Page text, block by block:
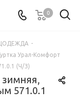
0
-
Урал-Комфорт
(Ч/З)
571.0.1